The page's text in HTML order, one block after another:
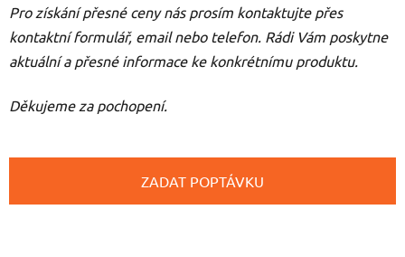
Pro získání přesné ceny nás prosím kontaktujte přes
kontaktní formulář, email nebo telefon. Rádi Vám poskytne
aktuální a přesné informace ke konkrétnímu produktu.
Děkujeme za pochopení.
ZADAT POPTÁVKU